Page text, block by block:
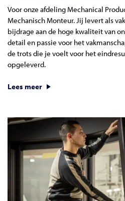
Voor onze afdeling Mechanical
Mechanisch Monteur. Jij levert als
bijdrage aan de hoge kwaliteit van
detail en passie voor het
de trots die je voelt voor het
opgeleverd.
Lees meer